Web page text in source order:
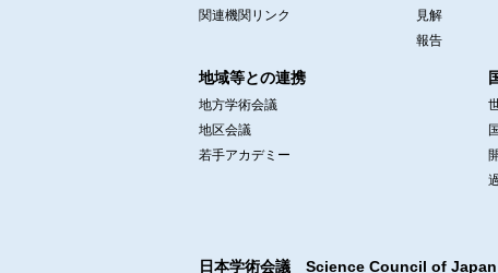
関連機関リンク
見解
報告
地域等との連携
地方学術会議
地区会議
若手アカデミー
日本学術会議 Science Council of Japan